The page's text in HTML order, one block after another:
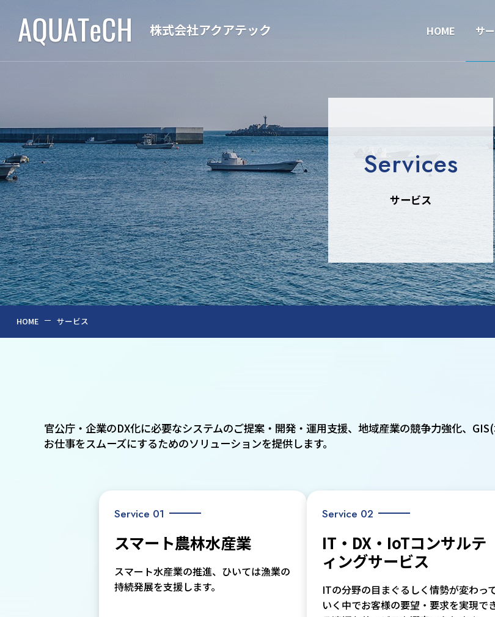
株式会社アクアテック HOME サ
Services
サービス
HOME サービス
官公庁・企業のDX化に必要なシステムのご提案・開発・運用支援、地域産業の競争力強化、
お仕事をスムーズにするためのソリューションを提供します。
Service 01
スマート農林水産業
スマート水産業の推進、ひいては漁業の
持続発展を支援します。
Service 02
IT・DX・IoTコンサルテ
ィングサービス
ITの分野の目まぐるしく情勢が変わっ
いく中でお客様の要望・要求を実現で